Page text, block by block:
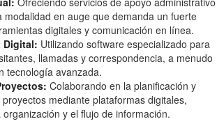
modalidad en auge que demanda un fuerte
digitales y comunicación en línea.
Digital: Utilizando software especializado para
llamadas y correspondencia, a menudo
tecnología avanzada.
Colaborando en la planificación y
mediante plataformas digitales,
y el flujo de información.